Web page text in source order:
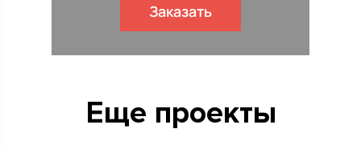
Заказать
Еще проекты